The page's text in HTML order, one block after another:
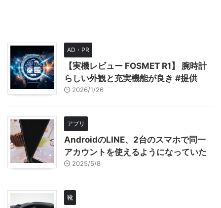
AD・PR
【実機レビュー FOSMET R1】 腕時計
らしい外観と充実機能が良き #提供
2026/1/26
アプリ
AndroidのLINE、2台のスマホで同一
アカウントを使えるようになっていた
2025/5/8
靴